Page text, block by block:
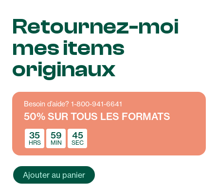
Retournez-moi
mes items
originaux
Besoin d’aide? 1-800-941-6641
50% SUR TOUS LES FORMATS
35
HRS
59
MIN
45
SEC
quantité
de Ajouter au panier